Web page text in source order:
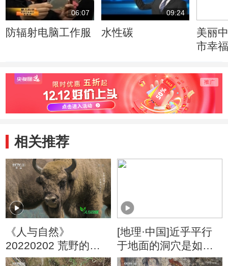
06:07
防辐射电脑工作服
09:24
水性碳
美丽
市幸
相关推荐
《人与自然》
20220202 荒野的新
生——巨兽归来
[地理·中国]近乎平行
于地面的洞穴是如何
形成的？